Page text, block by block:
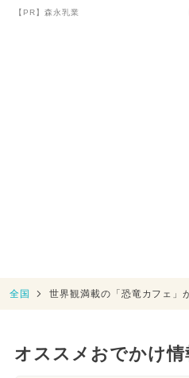
【PR】森永乳業
全国 世界観満載の「恐竜カフェ
オススメおでかけ情